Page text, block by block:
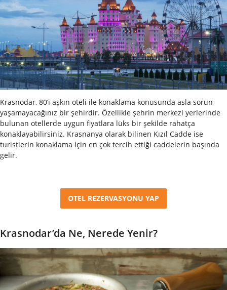
Krasnodar, 80’i aşkın oteli ile konaklama konusunda asla sorun
yaşamayacağınız bir şehirdir. Özellikle şehrin merkezi yerlerinde
bulunan otellerde uygun fiyatlara lüks bir şekilde rahatça
konaklayabilirsiniz. Krasnanya olarak bilinen Kızıl Cadde ise
turistlerin konaklama için en çok tercih ettiği caddelerin başında
gelir.
OTEL REZERVASYONU YAP
Krasnodar’da Ne, Nerede Yenir?